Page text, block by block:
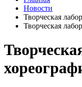
Новости
Творческая
Творческая